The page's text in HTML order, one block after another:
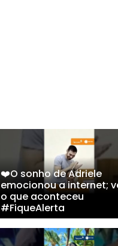
❤️O sonho de Adriele
emocionou a internet;
o que aconteceu
#FiqueAlerta